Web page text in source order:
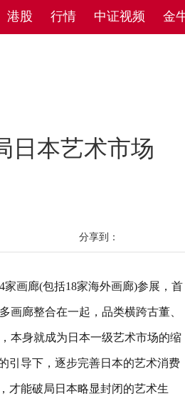
港股 行情 中证视频 金
日本艺术市场
分享到：
画廊(包括18家海外画廊)参展，首
画廊整合在一起，品类横跨古董、
本身就成为日本一级艺术市场的缩
引导下，逐步完善日本的艺术消费
才能破局日本略显封闭的艺术生